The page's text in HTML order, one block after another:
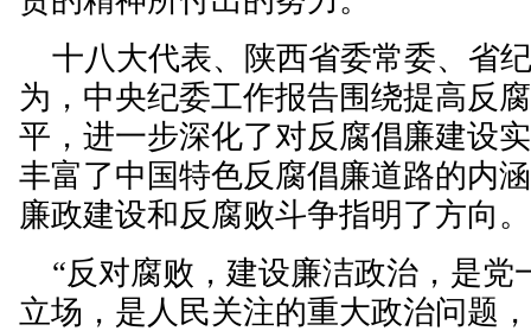
十八大代表、陕西省委常委、省
为，中央纪委工作报告围绕提高反
平，进一步深化了对反腐倡廉建设
丰富了中国特色反腐倡廉道路的内
廉政建设和反腐败斗争指明了方向。
“反对腐败，建设廉洁政治，是党
立场，是人民关注的重大政治问题